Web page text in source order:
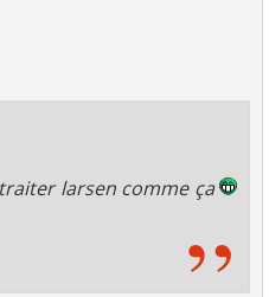
larsen comme ça